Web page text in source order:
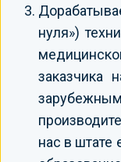
нуля»)
заказчика
нас в штате